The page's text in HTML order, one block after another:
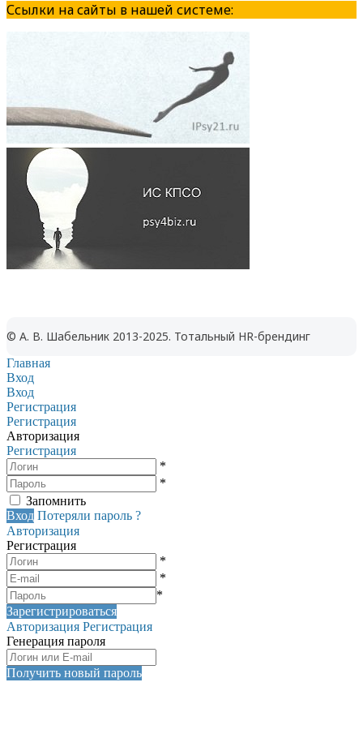
Ссылки на сайты в нашей системе:
© А. В. Шабельник 2013-2025. Тотальный HR-брендинг
Главная
Вход
Вход
Регистрация
Регистрация
Авторизация
Регистрация
*
*
Запомнить
Вход Потеряли пароль ?
Авторизация
Регистрация
*
*
*
Зарегистрироваться
Авторизация Регистрация
Генерация пароля
Получить новый пароль